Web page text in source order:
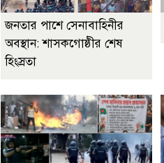
জনতার পাশে সেনাবাহিনীর
অবস্থান: শাসকগোষ্ঠীর শেষ
হিংস্রতা